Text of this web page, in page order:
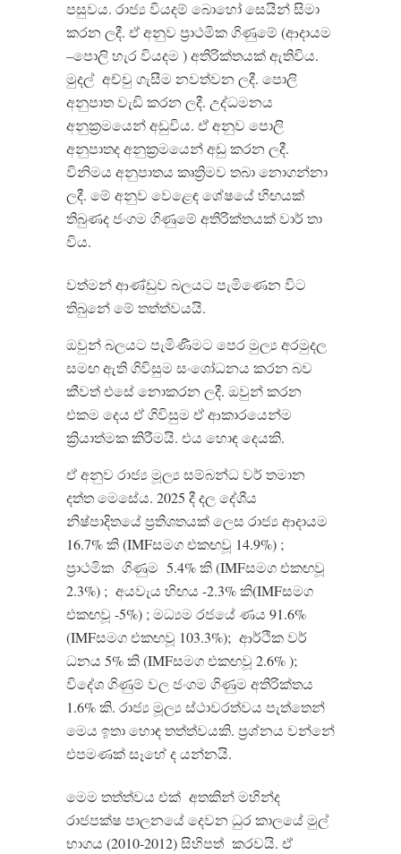
පසුවය. රාජ්ය වියදම් බොහෝ සෙයින් සිමා
කරන ලදී. ඒ අනුව ප්රාථමික ගිණුමේ (ආදායම
–පොලි හැර වියදම )අතිරික්තයක් ඇතිවිය.
මුදල් අච්චු ගැසීම නවත්වන ලදී. පොලි
අනුපාත වැඩි කරන ලදී. උද්ධමනය
අනුක්රමයෙන් අඩුවිය. ඒ අනුව පොලි
අනුපාතද අනුක්රමයෙන් අඩු කරන ලදී.
විනිමය අනුපාතය කෘත්රිමව තබා නොගන්නා
ලදී. මේ අනුව වෙළෙඳ ශේෂයේ හිඟයක්
තිබුණද ජංගම ගිණුමේ අතිරික්තයක් වාර් තා
විය.
වත්මන් ආණ්ඩුව බලයට පැමිණෙන විට
තිබුනේ මේ තත්ත්වයයි.
ඔවුන් බලයට පැමිණීමට පෙර මුල්ය අරමුදල
සමඟ ඇති ගිවිසුම සංශෝධනය කරන බව
කීවත් එසේ නොකරන ලදී. ඔවුන් කරන
එකම දෙය ඒ ගිවිසුම ඒ ආකාරයෙන්ම
ක්රියාත්මක කිරීමයි. එය හොඳ දෙයකි.
ඒ අනුව රාජ්‍ය මූල්‍ය සම්බන්ධ වර් තමාන
දත්ත මෙසේය. 2025 දී දල දේශීය
නිෂ්පාදිතයේ ප්රතිශතයක් ලෙස රාජ්ය ආදායම
16.7%කි(IMFසමග එකඟවූ 14.9%) ;
ප්රාථමික ගිණුම 5.4%කි(IMFසමග එකඟවූ
2.3%) ; අයවැය හිඟය -2.3%කි(IMFසමග
එකඟවූ -5%) ; මධ්යම රජයේ ණය 91.6%
(IMFසමග එකඟවූ 103.3%); ආර්ථික වර්
ධනය 5%කි(IMFසමග එකඟවූ 2.6% );
විදේශ ගිණුම් වල ජංගම ගිණුම අතිරික්තය
1.6%කි. රාජ්ය මූල්ය ස්ථාවරත්වය පැත්තෙන්
මෙය ඉතා හොඳ තත්ත්වයකි. ප්රශ්නය වන්නේ
එපමණක් සෑහේ ද යන්නයි.
මෙම තත්ත්වය එක් අතකින් මහින්ද
රාජපක්ෂ පාලනයේ දෙවන ධුර කාලයේ මුල්
භාගය (2010-2012)සිහිපත් කරවයි. ඒ